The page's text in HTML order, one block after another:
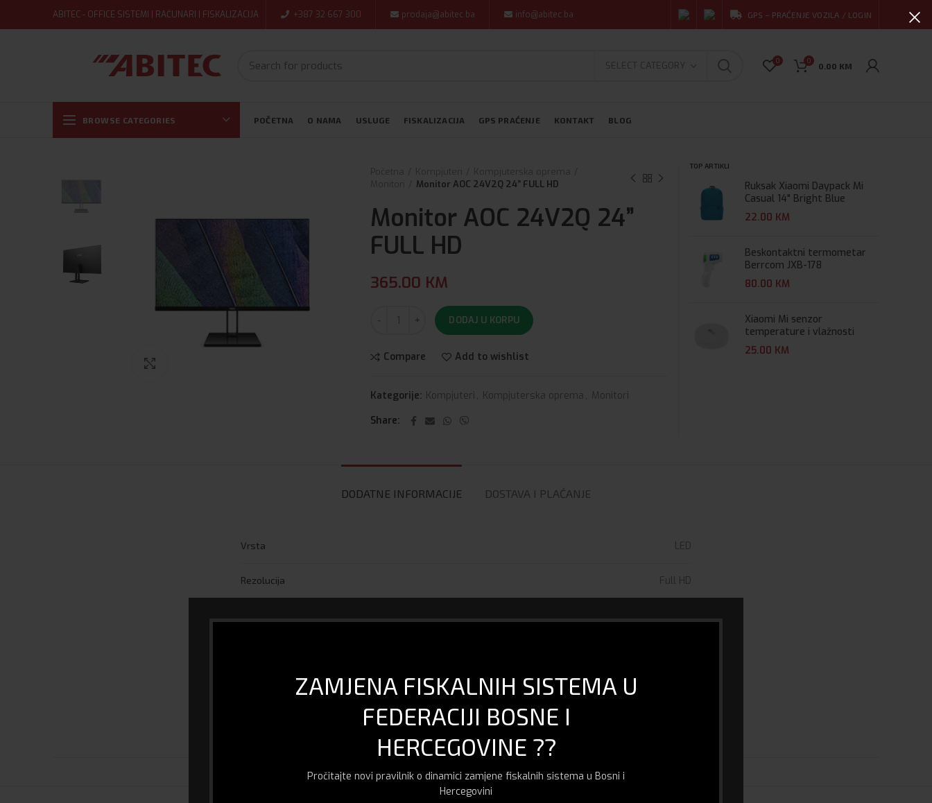
ZAMJENA FISKALNIH SISTEMA U
FEDERACIJI BOSNE I
HERCEGOVINE ??
Pročitajte novi pravilnik o dinamici zamjene fiskalnih sistema u Bosni i
Hercegovini
ABITEC - OFFICE SISTEMI | RAČUNARI | FISKALIZACIJA +387 32 667 300 prodaja@abitec.ba info@abitec.ba GPS – PRAĆENJE VOZILA / LOGIN
SELECT CATEGORY 0 0
0.00 KM
BROWSE CATEGORIES POČETNA O NAMA USLUGE FISKALIZACIJA GPS PRAĆENJE KONTAKT BLOG
Monitor AOC 24V2Q 24” FULL HD
Monitor AOC 24V2Q 24”
FULL HD
365.00 KM
DODAJ U KORPU
Compare Add to wishlist
Kategorije: Kompjuteri , Kompjuterska oprema , Monitori
Share
TOP ARTIKLI
Ruksak Xiaomi Daypack Mi
Casual 14" Bright Blue
22.00 KM
Beskontaktni termometar
Berrcom JXB-178
80.00 KM
Xiaomi Mi senzor
temperature i vlažnosti
25.00 KM
DODATNE INFORMACIJE DOSTAVA I PLAĆANJE
Vrsta LED
Rezolucija Full HD
Dijagonala (inch)